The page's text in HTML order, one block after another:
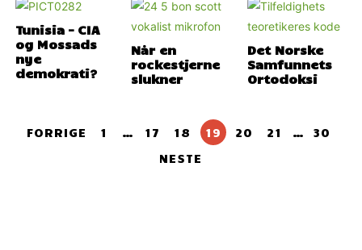
Tunisia – CIA
og Mossads
nye
demokrati?
Når en
rockestjerne
slukner
Det Norske
Samfunnets
Ortodoksi
FORRIGE 1 … 17 18 19 20 21 …
30
NESTE